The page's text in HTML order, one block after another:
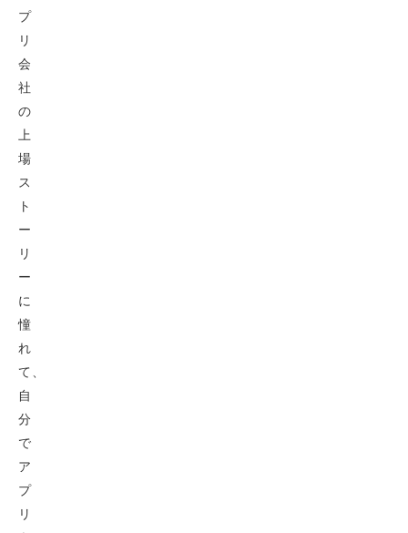
プ
リ
会
社
の
上
場
ス
ト
ー
リ
ー
に
憧
れ
て、
自
分
で
ア
プ
リ